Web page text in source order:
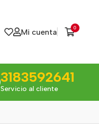
Mi cuenta 0
3183592641
Servicio al cliente